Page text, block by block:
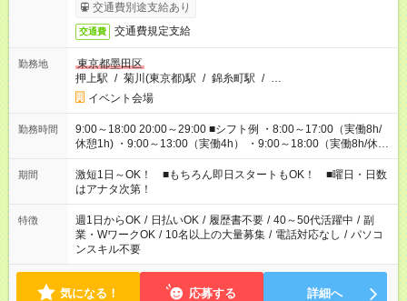
交通費別途支給あり
交通費 交通費規定支給
勤務地
東京都墨田区
押上駅 / 菊川(東京都)駅 / 錦糸町駅 / …
イベント会場
勤務時間
9:00～18:00 20:00～29:00 ■シフト例 ・8:00～17:00（実働8h/
休憩1h) ・9:00～13:00（実働4h） ・9:00～18:00（実働8h/休憩
1h) ・13:00～17:00（実働4h) ・21:00～翌5:00（実働7h/休憩
1h) など 作業時間は4h～8hで現場により変動あり！ 早く終わ
っても日給保証！ シフトはお気軽にご相談ください♪
期間
激短1日～OK！ ■もちろん即日スタートもOK！ ■曜日・日数
はアナタ次第！
特徴 週1日からOK / 日払いOK / 履歴書不要 / 40～50代活躍中 / 副
業・WワークOK / 10名以上の大量募集 / 電話対応なし / パソコ
ンスキル不要
気になる！ 応募する 詳細へ